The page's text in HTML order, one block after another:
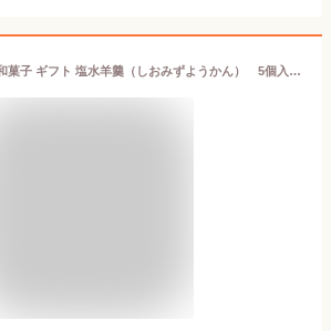
鶴屋光信 京都 和菓子 ギフト 塩水羊羹（しおみずようかん） 5個入 ひとくちサイズのかわいい京都の和菓子